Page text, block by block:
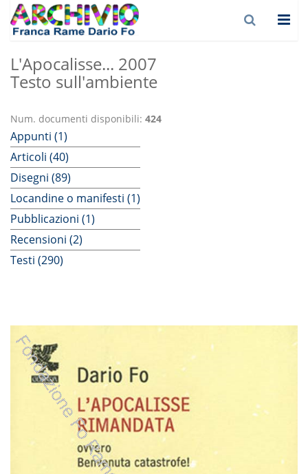
L'Apocalisse... 2007
Testo sull'ambiente
Num. documenti disponibili: 424
Appunti (1)
Articoli (40)
Disegni (89)
Locandine o manifesti (1)
Pubblicazioni (1)
Recensioni (2)
Testi (290)